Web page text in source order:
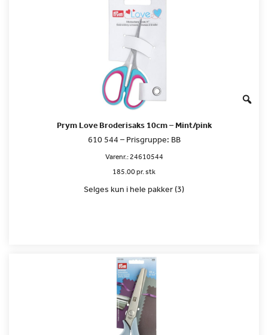
Prym Love Broderisaks 10cm – Mint/pink
610 544 – Prisgruppe: BB
Varenr.:24610544
185.00 pr. stk
Selges kun i hele pakker (3)